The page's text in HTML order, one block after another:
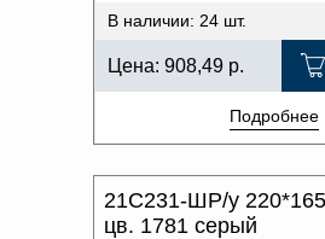
В наличии: 24 шт.
Цена: 908,49 р.
Подробнее
21С231-ШР/у
цв. 1781 серый